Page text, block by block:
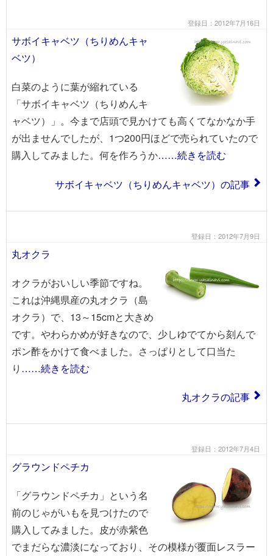
登録日：2012年7月16日
サボイキャベツ（ちりめんキャ
ベツ）
白菜のように葉が縮れている
「サボイキャベツ（ちりめんキ
ャベツ）」。今まで店頭で見かけても高くてなかなか手
が出ませんでしたが、1つ200円ほどで売られていたので
購入してみました。何を作ろうか……続きを読む
サボイキャベツ（ちりめんキャベツ）の記事
登録日：2012年7月9日
丸オクラ
オクラがおいしい季節ですね。
これは沖縄県産の丸オクラ（島
オクラ）で、13～15cmと大きめ
です。やわらかめが好きなので、少しゆでてから刻んで
ポン酢をかけて食べました。さっぱりとして口当た
り ……続きを読む
丸オクラの記事
登録日：2012年7月4日
グラウンドペチカ
「グラウンドペチカ」という名
前のじゃがいもを見つけたので
購入してみました。皮が赤紫色
でまだらな濃淡になっており、その模様が覆面レスラー